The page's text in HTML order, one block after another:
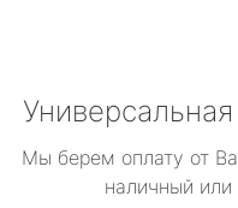
Мы берем оплату от
наличный или